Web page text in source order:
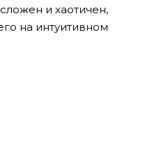
и хаотичен,
на интуитивном